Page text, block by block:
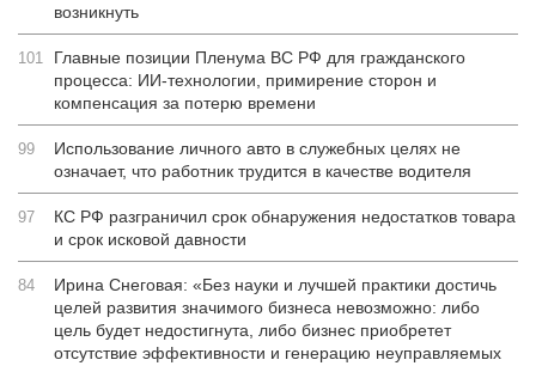
возникнуть
101
Главные позиции Пленума ВС РФ для гражданского
процесса: ИИ-технологии, примирение сторон и
компенсация за потерю времени
99
Использование личного авто в служебных целях не
означает, что работник трудится в качестве водителя
97
КС РФ разграничил срок обнаружения недостатков товара
и срок исковой давности
84
Ирина Снеговая: «Без науки и лучшей практики достичь
целей развития значимого бизнеса невозможно: либо
цель будет недостигнута, либо бизнес приобретет
отсутствие эффективности и генерацию неуправляемых